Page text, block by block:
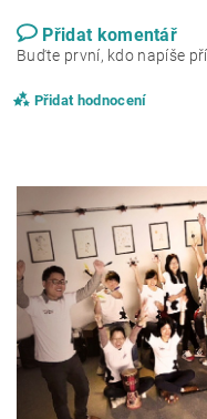
Přidat komentář
Buďte první, kdo napíše
Přidat hodnocení